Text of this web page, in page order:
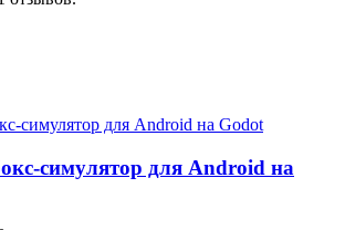
симулятор для Android на